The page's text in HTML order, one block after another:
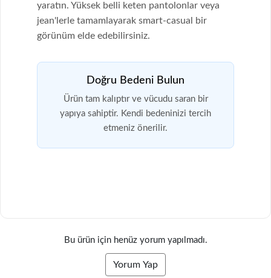
yaratın. Yüksek belli keten pantolonlar veya
jean'lerle tamamlayarak smart-casual bir
görünüm elde edebilirsiniz.
Doğru Bedeni Bulun
Ürün tam kalıptır ve vücudu saran bir
yapıya sahiptir. Kendi bedeninizi tercih
etmeniz önerilir.
Bu ürün için henüz yorum yapılmadı.
Yorum Yap